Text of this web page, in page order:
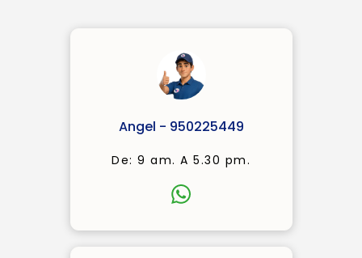
Angel - 950225449
De: 9 am. A 5.30 pm.